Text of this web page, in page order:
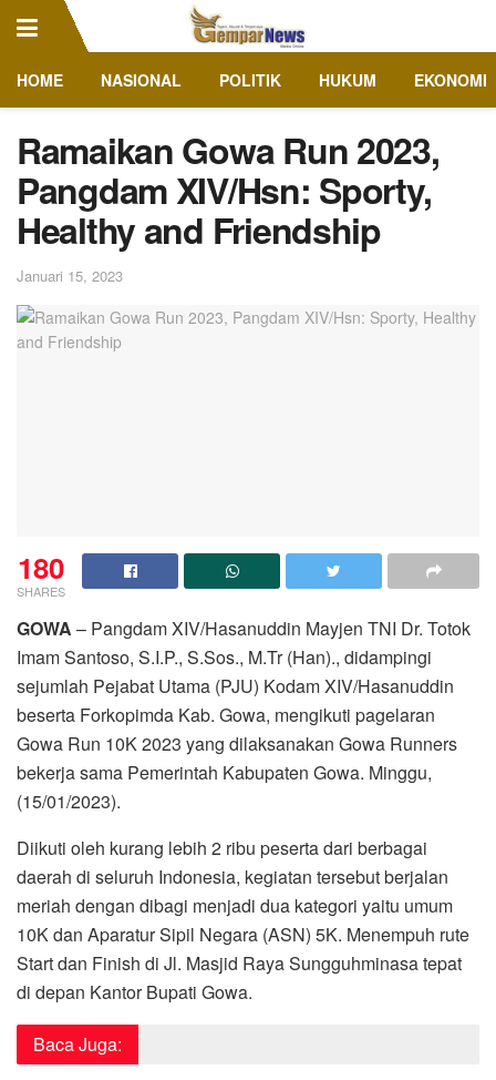
HOME NASIONAL POLITIK HUKUM EKONOMI
Ramaikan Gowa Run 2023,
Pangdam XIV/Hsn: Sporty,
Healthy and Friendship
Januari 15, 2023
180
SHARES
GOWA – Pangdam XIV/Hasanuddin Mayjen TNI Dr. Totok
Imam Santoso, S.I.P., S.Sos., M.Tr (Han)., didampingi
sejumlah Pejabat Utama (PJU) Kodam XIV/Hasanuddin
beserta Forkopimda Kab. Gowa, mengikuti pagelaran
Gowa Run 10K 2023 yang dilaksanakan Gowa Runners
bekerja sama Pemerintah Kabupaten Gowa. Minggu,
(15/01/2023).
Diikuti oleh kurang lebih 2 ribu peserta dari berbagai
daerah di seluruh Indonesia, kegiatan tersebut berjalan
meriah dengan dibagi menjadi dua kategori yaitu umum
10K dan Aparatur Sipil Negara (ASN) 5K. Menempuh rute
Start dan Finish di Jl. Masjid Raya Sungguhminasa tepat
di depan Kantor Bupati Gowa.
Baca Juga: